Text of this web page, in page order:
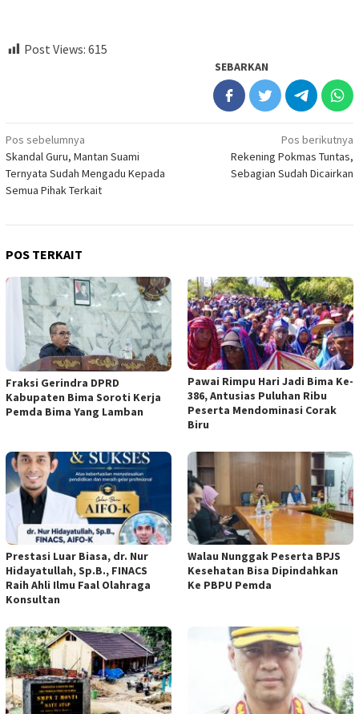
Post Views: 615
SEBARKAN
Navigasi
pos
Pos sebelumnya
Skandal Guru, Mantan Suami
Ternyata Sudah Mengadu Kepada
Semua Pihak Terkait
Pos berikutnya
Rekening Pokmas Tuntas,
Sebagian Sudah Dicairkan
POS TERKAIT
Fraksi Gerindra DPRD
Kabupaten Bima Soroti Kerja
Pemda Bima Yang Lamban
Pawai Rimpu Hari Jadi Bima Ke-
386, Antusias Puluhan Ribu
Peserta Mendominasi Corak
Biru
Prestasi Luar Biasa, dr. Nur
Hidayatullah, Sp.B., FINACS
Raih Ahli Ilmu Faal Olahraga
Konsultan
Walau Nunggak Peserta BPJS
Kesehatan Bisa Dipindahkan
Ke PBPU Pemda